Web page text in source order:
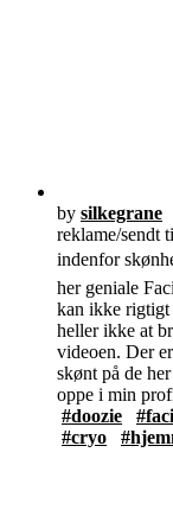
by silkegrane
reklame/sendt
indenfor
her geniale
kan ikke rigtigt
heller ikke at
videoen. Der
skønt på de
oppe i min
#doozie
#cryo